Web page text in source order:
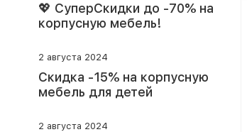
💖 СуперСкидки до -70% на
корпусную мебель!
2 августа 2024
Скидка -15% на корпусную
мебель для детей
2 августа 2024